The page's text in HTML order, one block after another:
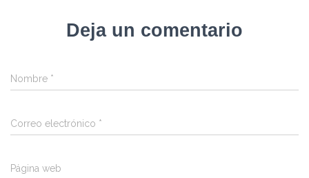
Deja un comentario
Nombre *
Correo electrónico *
Página web